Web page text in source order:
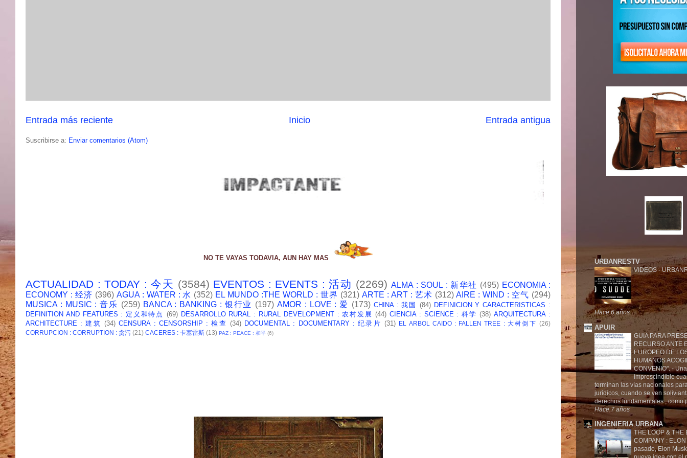
Entrada más reciente Entrada antigua
Inicio
Suscribirse a: Enviar comentarios (Atom)
NO TE VAYAS TODAVIA, AUN HAY MAS
ACTUALIDAD : TODAY : 今天 (3584) EVENTOS : EVENTS : 活动 (2269) ALMA : SOUL : 新华社 (495) ECONOMIA :
ECONOMY : 经济 (396) AGUA : WATER : 水 (352) EL MUNDO :THE WORLD : 世界 (321) ARTE : ART : 艺术 (312) AIRE : WIND : 空气 (294)
MUSICA : MUSIC : 音乐 (259) BANCA : BANKING : 银行业 (197) AMOR : LOVE : 爱 (173) CHINA : 我国 (84) DEFINICION Y CARACTERISTICAS :
DEFINITION AND FEATURES : 定义和特点 (69) DESARROLLO RURAL : RURAL DEVELOPMENT : 农村发展 (44) CIENCIA : SCIENCE : 科学 (38) ARQUITECTURA :
ARCHITECTURE : 建筑 (34) CENSURA : CENSORSHIP : 检查 (34) DOCUMENTAL : DOCUMENTARY : 纪录片 (31) EL ARBOL CAIDO : FALLEN TREE : 大树倒下 (26)
CORRUPCION : CORRUPTION : 贪污 (21) CACERES : 卡塞雷斯 (13) PAZ : PEACE : 和平 (6)
URBANRESTV
VIDEOS-
Hace 6 años
APUIR
GUIA PARA
RECURSO ANTE
EUROPEO DE
HUMANOS
CONVENIO".-
imprescindible
terminan las vías nacionales
jurídicos, cuando se ven
derechos fundamentales , como
Hace 7 años
INGENIERIA URBANA
THE LOOP & THE
COMPANY :
pasado, Elon